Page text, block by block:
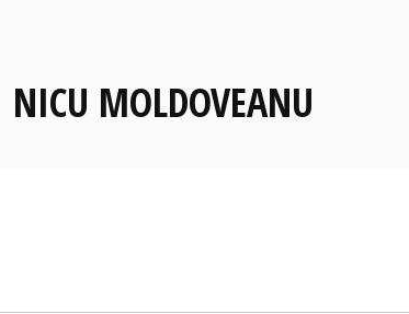
NICU MOLDOVEANU